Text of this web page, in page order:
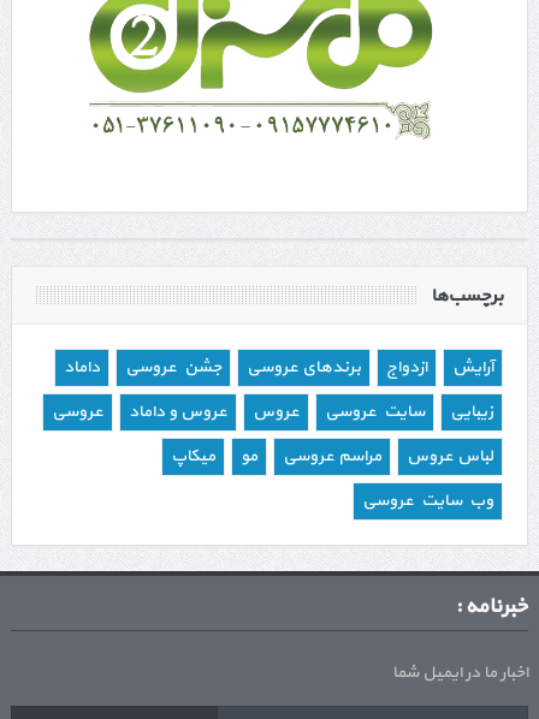
برچسب‌ها
آرایش ازدواج برندهای عروسی جشن عروسی
داماد
زیبایی
سایت عروسی عروس عروس و داماد
عروسی
لباس عروس
مراسم عروسی مو
میکاپ
وب سایت عروسی
خبرنامه :
اخبار ما در ایمیل شما